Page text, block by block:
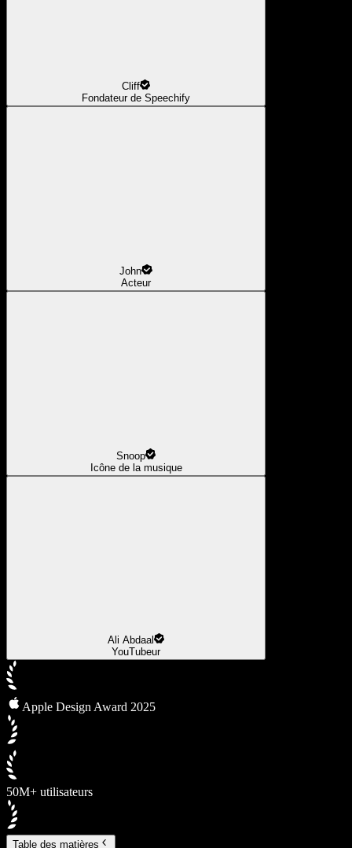
Cliff
Fondateur de Speechify
John
Acteur
Snoop
Icône de la musique
Ali Abdaal
YouTubeur
Apple Design Award 2025
50M+ utilisateurs
Table des matières